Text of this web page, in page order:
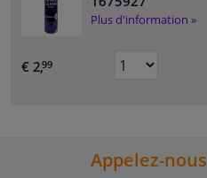
Plus d'information »
€ 2,99
Appelez-nous